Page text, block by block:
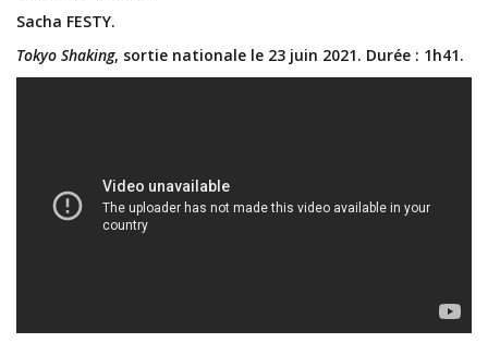
Sacha FESTY.
Tokyo Shaking, sortie nationale le 23 juin 2021. Durée : 1h41.